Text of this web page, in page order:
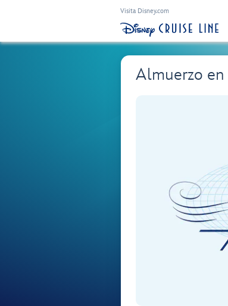
Visita Disney.com
Almuerzo